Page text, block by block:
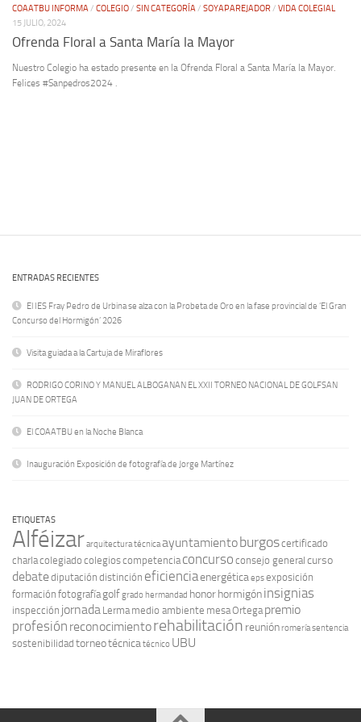
COAATBU INFORMA/ COLEGIO/ SIN CATEGORÍA/ SOYAPAREJADOR/ VIDA COLEGIAL
15 JULIO, 2024
Ofrenda Floral a Santa María la Mayor
Nuestro Colegio ha estado presente en la Ofrenda Floral a Santa María la Mayor.
Felices #Sanpedros2024 .
ENTRADAS RECIENTES
El IES Fray Pedro de Urbina se alza con la Probeta de Oro en la fase provincial de ‘El Gran
Concurso del Hormigón’ 2026
Visita guiada a la Cartuja de Miraflores
RODRIGO CORINO Y MANUEL ALBOGANAN EL XXII TORNEO NACIONAL DE GOLFSAN
JUAN DE ORTEGA
El COAATBU en la Noche Blanca
Inauguración Exposición de fotografía de Jorge Martínez
ETIQUETAS
Alféizararquitectura técnicaayuntamientoburgoscertificado
charlacolegiado colegioscompetencia concurso consejo general curso
debatediputación distinción eficienciaenergéticaepsexposición
formación fotografía golfgradohermandad honorhormigóninsignias
inspección jornada Lerma medio ambiente mesaOrtega premio
profesión reconocimientorehabilitación reuniónromeríasentencia
sostenibilidad torneotécnicatécnico UBU